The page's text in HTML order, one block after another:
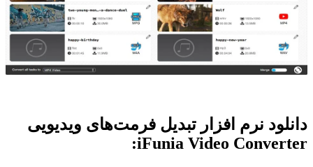
دانلود نرم افزار تبدیل فرمت‌های ویدیویی
iFunia Video Converter: